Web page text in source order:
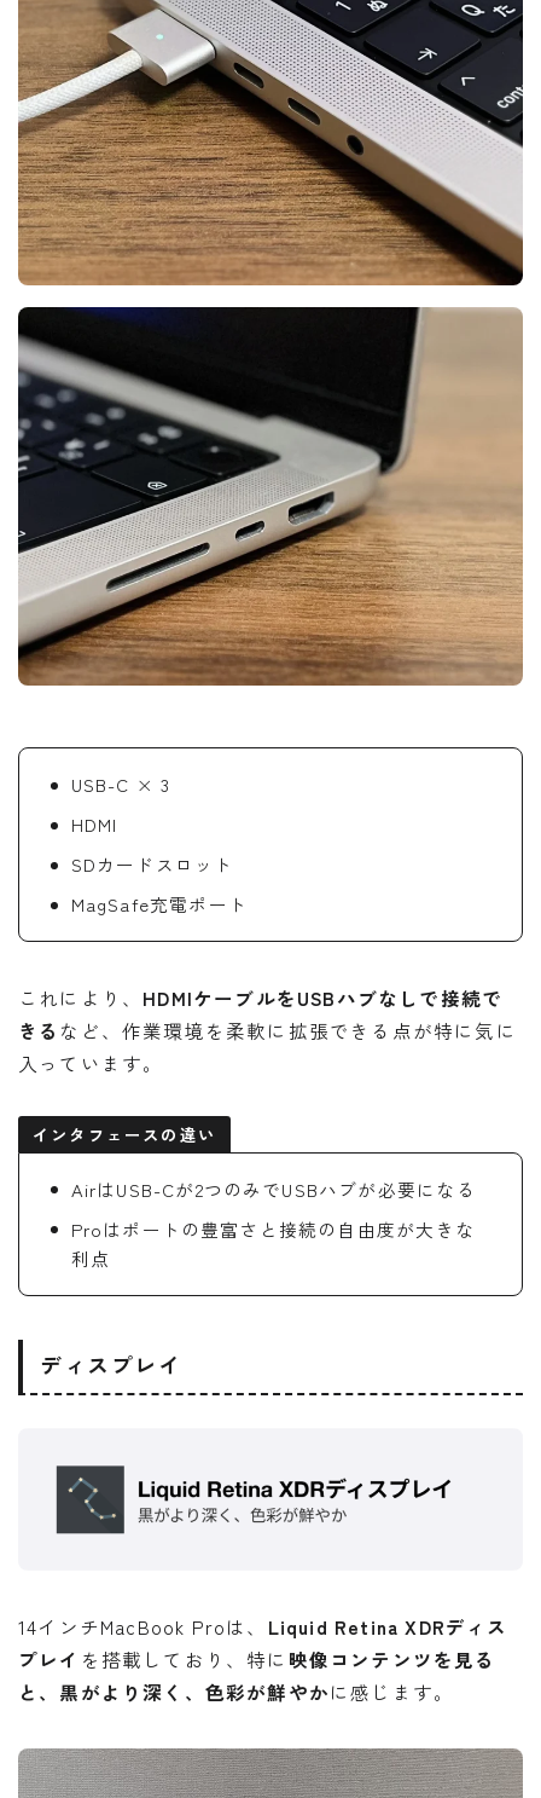
USB-C × 3
HDMI
SDカードスロット
MagSafe充電ポート
これにより、 HDMIケーブルをUSBハブなしで接続で
きる など、作業環境を柔軟に拡張できる点が特に気に
入っています。
インタフェースの違い
AirはUSB-Cが2つのみでUSBハブが必要になる
Proはポートの豊富さと接続の自由度が大きな
利点
ディスプレイ
14インチMacBook Proは、 Liquid Retina XDRディス
プレイ を搭載しており、特に 映像コンテンツを見る
と、黒がより深く、色彩が鮮やかに感じます。